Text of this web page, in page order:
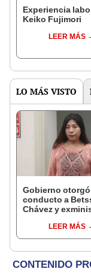
Experiencia
Keiko Fujimori
LEER MÁS
LO MÁS VISTO
Gobierno
conducto a
Chávez y
madrugadaLEER MÁS